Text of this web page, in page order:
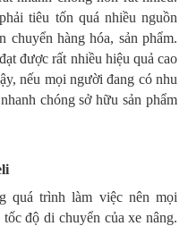
tiêu tốn quá nhiều nguồn
chuyển hàng hóa, sản phẩm.
được rất nhiều hiệu quả cao
nếu mọi người đang có nhu
chóng sở hữu sản phẩm
quá trình làm việc nên mọi
độ di chuyển của xe nâng.